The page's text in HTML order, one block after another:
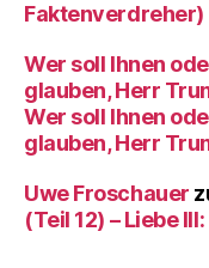
Faktenverdreher)
Wer soll Ihnen
glauben, Herr
Wer soll Ihnen
glauben, Herr
Uwe Froschauer
(Teil 12) – Liebe